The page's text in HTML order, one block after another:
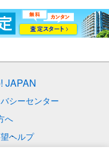
JAPAN
シーセンター
へ
ヘルプ